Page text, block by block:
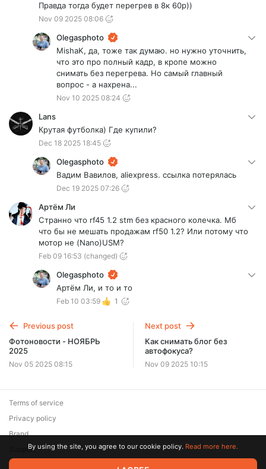
Правда тогда будет перегрев в 8к 60р))
Nov 09 2025 08:06
Olegasphoto
MishaK, да, тоже так думаю. но нужно уточнить,
что это про полный кадр, в кропе можно
снимать без перегрева. Но самый главный
вопрос - а нахрена...
Nov 10 2025 08:24
Lans
Крутая футболка) Где купили?
Dec 18 2025 18:45
Olegasphoto
Вадим Вавилов, aliexpress. ссылка потерялась
Dec 19 2025 07:26
Артём Ли
Странно что rf45 1.2 stm без красного колечка. Мб
что бы не мешать продажам rf50 1.2? Или потому что
мотор не (Nano)USM?
Feb 09 16:53 (changed)
Olegasphoto
Артём Ли, и то и то
Feb 10 03:59 1
Previous post
Фотоновости - НОЯБРЬ
2025
Nov 05 2025 08:15
Next post
Как снимать блог без
автофокуса?
Nov 09 2025 10:15
Terms of service
Privacy policy
Brand
SupportBy using the site, you agree to our cookie policy. Read more here.